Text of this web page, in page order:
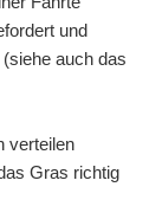
und
auch das
verteilen
Gras richtig